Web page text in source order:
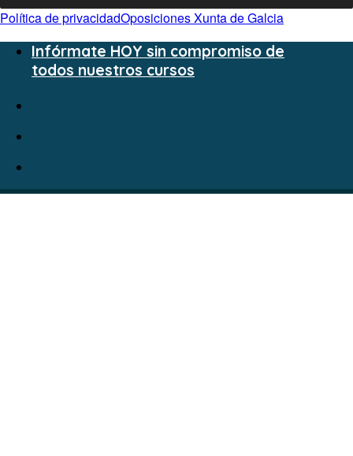
Política de privacidadOposiciones Xunta de Galcia
Infórmate HOY sin compromiso de
todos nuestros cursos